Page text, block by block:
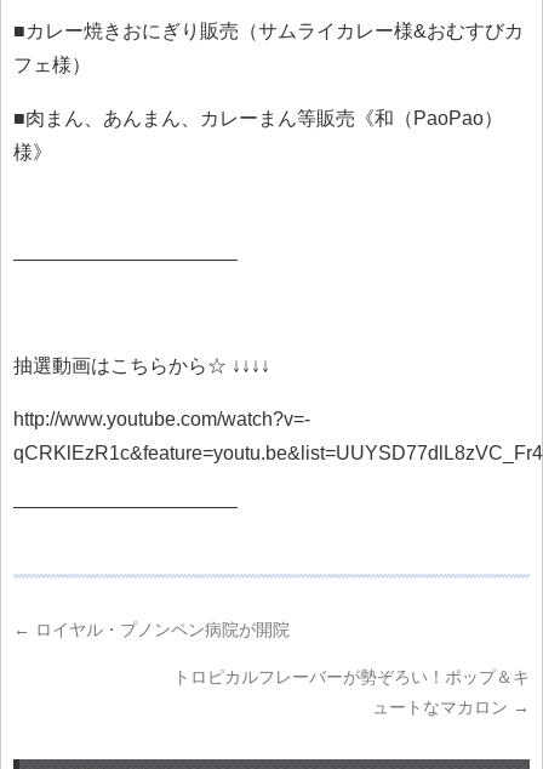
■カレー焼きおにぎり販売（サムライカレー様&おむすびカ
フェ様）
■肉まん、あんまん、カレーまん等販売《和（PaoPao）
様》
———————————–
抽選動画はこちらから☆ ↓↓↓↓
http://www.youtube.com/watch?v=-
———————————–
← ロイヤル・プノンペン病院が開院
トロピカルフレーバーが勢ぞろい！ポップ＆キ
ュートなマカロン →